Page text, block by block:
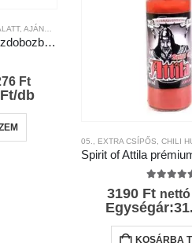
KRÉMEK CSÍPŐSSÉGI-
, AJÁNDÉK TERMÉKEK CHILI HUNGÁRIA,
Zöld felső chili szósz díszdobozban 100ml
Ft
db
05., EXTRA CSÍPŐS CHILI
az
3190 Ft
KOSÁRBA